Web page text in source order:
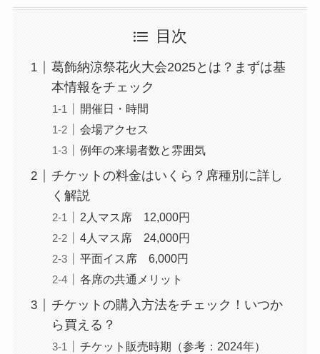
目次
葛飾納涼祭花火大会2025とは？まずは基
本情報をチェック
開催日・時間
会場アクセス
例年の来場者数と雰囲気
チケットの料金はいくら？席種別に詳し
く解説
2人マス席 12,000円
4人マス席 24,000円
平面イス席 6,000円
各席の共通メリット
チケットの購入方法をチェック！いつか
ら買える？
チケット販売時期（参考：2024年）